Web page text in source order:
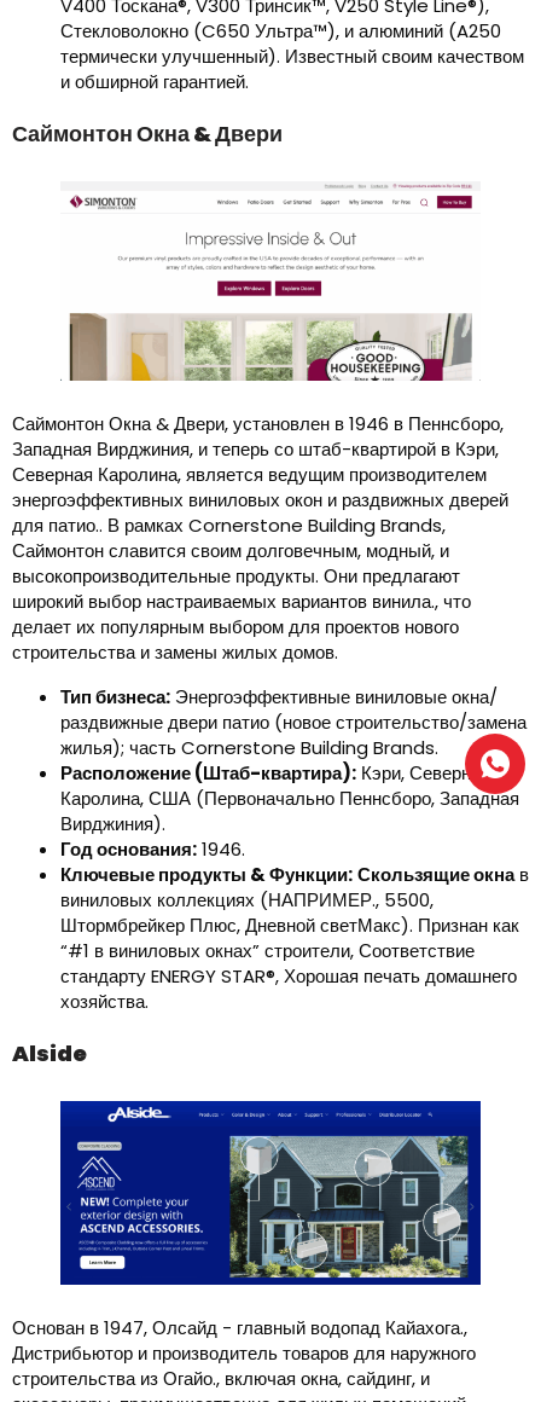
V400 Тоскана®, V300 Тринсик™, V250 Style Line®),
Стекловолокно (C650 Ультра™), и алюминий (A250
термически улучшенный). Известный своим качеством
и обширной гарантией.
Саймонтон Окна & Двери
Саймонтон Окна & Двери, установлен в 1946 в Пеннсборо,
Западная Вирджиния, и теперь со штаб-квартирой в Кэри,
Северная Каролина, является ведущим производителем
энергоэффективных виниловых окон и раздвижных дверей
для патио.. В рамках Cornerstone Building Brands,
Саймонтон славится своим долговечным, модный, и
высокопроизводительные продукты. Они предлагают
широкий выбор настраиваемых вариантов винила., что
делает их популярным выбором для проектов нового
строительства и замены жилых домов.
Тип бизнеса: Энергоэффективные виниловые окна/
раздвижные двери патио (новое строительство/замена
жилья); часть Cornerstone Building Brands.
Расположение (Штаб-квартира): Кэри, Северная
Каролина, США (Первоначально Пеннсборо, Западная
Вирджиния).
Год основания:1946.
Ключевые продукты & Функции:Скользящие окнав
виниловых коллекциях (НАПРИМЕР., 5500,
Штормбрейкер Плюс, Дневной светМакс). Признан как
“#1 в виниловых окнах” строители, Соответствие
стандарту ENERGY STAR®, Хорошая печать домашнего
хозяйства.
Alside
Основан в 1947, Олсайд - главный водопад Кайахога.,
Дистрибьютор и производитель товаров для наружного
строительства из Огайо., включая окна, сайдинг, и